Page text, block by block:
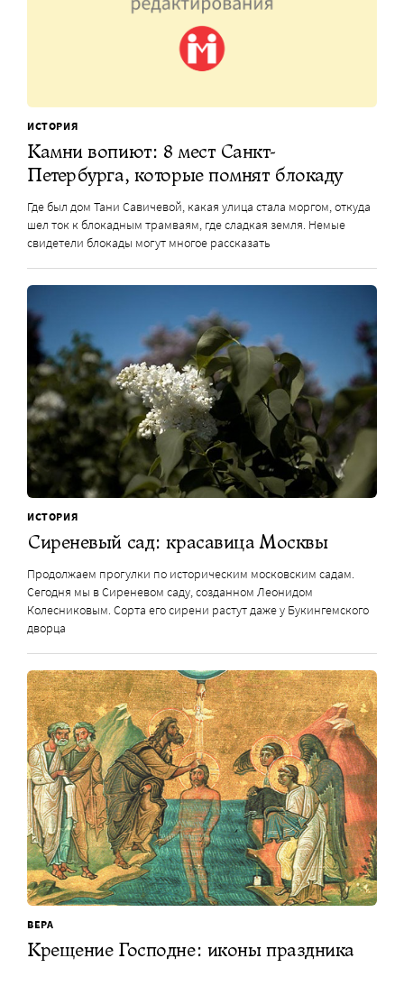
ИСТОРИЯ
Камни вопиют: 8 мест Санкт-
Петербурга, которые помнят блокаду
Где был дом Тани Савичевой, какая улица стала моргом, откуда
шел ток к блокадным трамваям, где сладкая земля. Немые
свидетели блокады могут многое рассказать
ИСТОРИЯ
Сиреневый сад: красавица Москвы
Продолжаем прогулки по историческим московским садам.
Сегодня мы в Сиреневом саду, созданном Леонидом
Колесниковым. Сорта его сирени растут даже у Букингемского
дворца
ВЕРА
Крещение Господне: иконы праздника